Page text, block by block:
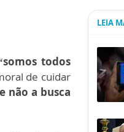
todos
de cuidar
não a busca
LEIA